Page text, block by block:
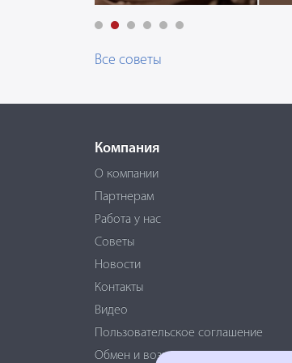
Все советы
Компания
О компании
Партнерам
Работа у нас
Советы
Новости
Контакты
Видео
Пользовательское соглашение
Обмен и возврат